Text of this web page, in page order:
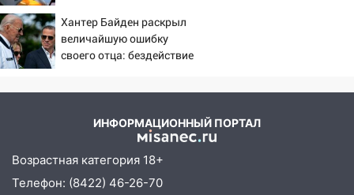
12:12
Прокуратура взяла на контроль
ДТП с шестилетним ребёнком на улице
Федерации
шестилетнего ребёнка на улице
Федерации: возбуждено уголовное дело
В Ульяновске ищут 37-летнего
мужчину, пропавшего ещё 19 июля
России за это полетят
головы?
Хантер Байден раскрыл
величайшую ошибку
своего отца: бездействие
ИНФОРМАЦИОННЫЙ ПОРТАЛ
Возрастная категория 18+
Телефон: (8422) 46-26-70